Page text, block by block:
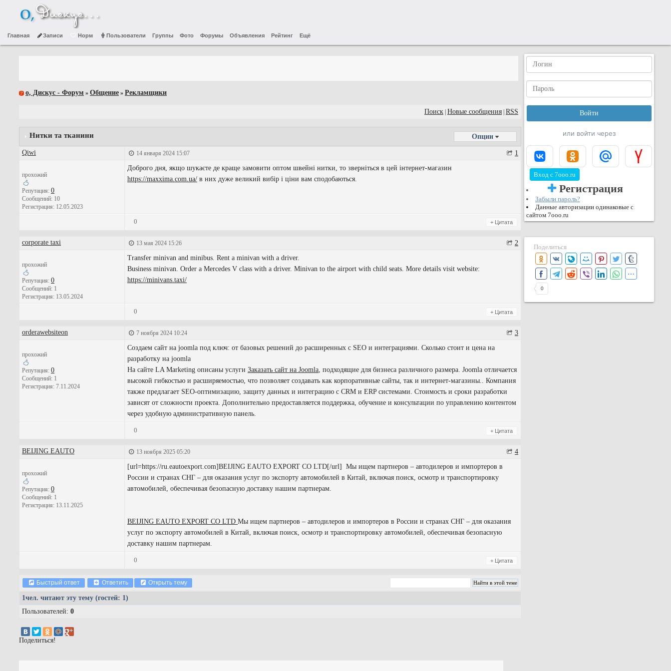
Главная Записи Норм Пользователи Группы Фото Форумы Объявления Рейтинг Ещё
о, Дискус - Форум » Общение » Рекламщики
Поиск Новые сообщения RSS
Нитки та тканини Опции
Qiwi 14 января 2024 15:07 1
прохожий
Репутация: 0
Сообщений: 10
Регистрация: 12.05.2023
Доброго дня, якщо шукаєте де краще замовити оптом швейні нитки, то зверніться в цей інтернет-магазин
https://maxxima.com.ua/ в них дуже великий вибір і ціни вам сподобаються.
0 + Цитата
corporate taxi 13 мая 2024 15:26 2
прохожий
Репутация: 0
Сообщений: 1
Регистрация: 13.05.2024
Transfer minivan and minibus. Rent a minivan with a driver.
Business minivan. Order a Mercedes V class with a driver. Minivan to the airport with child seats. More details visit website:
https://minivans.taxi/
0 + Цитата
orderawebsiteon 7 ноября 2024 10:24 3
прохожий
Репутация: 0
Сообщений: 1
Регистрация: 7.11.2024
Создаем сайт на joomla под ключ: от базовых решений до расширенных с SEO и интеграциями. Сколько стоит и цена на
разработку на joomla
На сайте LA Marketing описаны услуги Заказать сайт на Joomla, подходящие для бизнеса различного размера. Joomla отличается
высокой гибкостью и расширяемостью, что позволяет создавать как корпоративные сайты, так и интернет-магазины.. Компания
также предлагает SEO-оптимизацию, защиту данных и интеграцию с CRM и ERP системами. Стоимость и сроки разработки
зависят от сложности проекта. Дополнительно предоставляется поддержка, обучение и консультации по управлению контентом
через удобную административную панель.
0 + Цитата
BEIJING EAUTO 13 ноября 2025 05:20 4
прохожий
Репутация: 0
Сообщений: 1
Регистрация: 13.11.2025
[url=https://ru.eautoexport.com]BEIJING EAUTO EXPORT CO LTD[/url] Мы ищем партнеров – автодилеров и импортеров в
России и странах СНГ – для оказания услуг по экспорту автомобилей в Китай, включая поиск, осмотр и транспортировку
автомобилей, обеспечивая безопасную доставку нашим партнерам.
BEIJING EAUTO EXPORT CO LTD Мы ищем партнеров – автодилеров и импортеров в России и странах СНГ – для оказания
услуг по экспорту автомобилей в Китай, включая поиск, осмотр и транспортировку автомобилей, обеспечивая безопасную
доставку нашим партнерам.
0 + Цитата
Быстрый ответ Ответить Открыть тему
1чел. читают эту тему (гостей: 1)
Пользователей: 0
Поделиться!
или войти через
Вход с 7ooo.ru
Регистрация
Забыли пароль?
Данные авторизации одинаковые с
сайтом 7ooo.ru
Поделиться
0